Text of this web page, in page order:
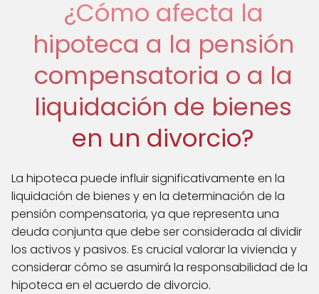
¿Cómo afecta la
hipoteca a la pensión
compensatoria o a la
liquidación de bienes
en un divorcio?
La hipoteca puede influir significativamente en la
liquidación de bienes y en la determinación de la
pensión compensatoria, ya que representa una
deuda conjunta que debe ser considerada al dividir
los activos y pasivos. Es crucial valorar la vivienda y
considerar cómo se asumirá la responsabilidad de la
hipoteca en el acuerdo de divorcio.